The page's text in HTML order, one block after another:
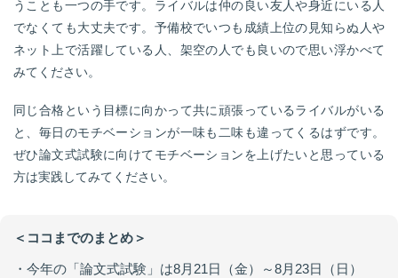
うことも一つの手です。ライバルは仲の良い友人や身近にいる人
でなくても大丈夫です。予備校でいつも成績上位の見知らぬ人や
ネット上で活躍している人、架空の人でも良いので思い浮かべて
みてください。
同じ合格という目標に向かって共に頑張っているライバルがいる
と、毎日のモチベーションが一味も二味も違ってくるはずです。
ぜひ論文式試験に向けてモチベーションを上げたいと思っている
方は実践してみてください。
＜ココまでのまとめ＞
・今年の「論文式試験」は8月21日（金）～8月23日（日）